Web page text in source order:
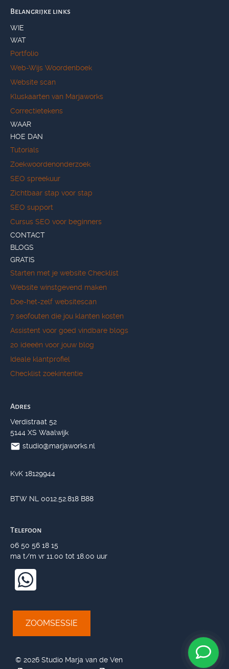
Belangrijke links
WIE
WAT
Portfolio
Web-Wijs Woordenboek
Website scan
Kluskaarten van Marjaworks
Correctietekens
WAAR
HOE DAN
Tutorials
Zoekwoordenonderzoek
SEO spreekuur
Zichtbaar stap voor stap
SEO support
Cursus SEO voor beginners
CONTACT
BLOGS
GRATIS
Starten met je website Checklist
Website winstgevend maken
Doe-het-zelf websitescan
7 seofouten die jou klanten kosten
Assistent voor goed vindbare blogs
20 ideeën voor jouw blog
Ideale klantprofiel
Checklist zoekintentie
Adres
Verdistraat 52
5144 XS Waalwijk
studio@marjaworks.nl
KvK 18129944
BTW NL 0012.52.818 B88
Telefoon
06 50 56 18 15
ma t/m vr 11.00 tot 18.00 uur
ZOOMSESSIE
© 2026 Studio Marja van de Ven